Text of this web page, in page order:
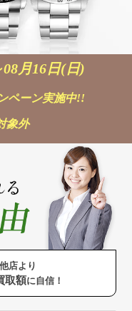
月16日(日)
ペーン実施中!!
象外
他店より
取額に自信！